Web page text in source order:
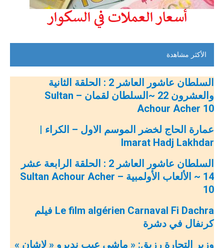
الأكثر مشاهدة
السلطان عاشور العاشر 2 : الحلقة الثانية
والعشرون 22 ~السلطان لقمان – Sultan
Achour Acher 10
عمارة الحاج لخضر الموسم الاول – الكراء |
Imarat Hadj Lakhdar
السلطان عاشور العاشر 2 : الحلقة الرابعة عشر
14 ~ الألعاب الأولمبية – Sultan Achour Acher
10
Le film algérien Carnaval Fi Dachra فيلم
كرنفال في دشرة
وزير التجارة رزيق: « ماشي عيب نديرو « لاشان »